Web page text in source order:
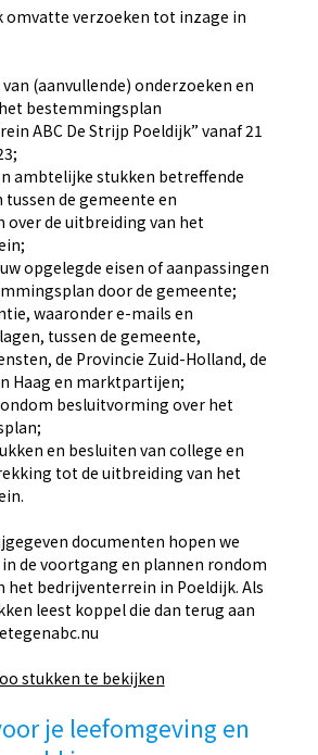
omvatte verzoeken tot inzage in
(aanvullende) onderzoeken en
bestemmingsplan
ABC De Strijp Poeldijk” vanaf 21
ambtelijke stukken betreffende
de gemeente en
de uitbreiding van het
opgelegde eisen of aanpassingen
door de gemeente;
waaronder e-mails en
tussen de gemeente,
de Provincie Zuid-Holland, de
Haag en marktpartijen;
besluitvorming over het
en besluiten van college en
tot de uitbreiding van het
documenten hopen we
de voortgang en plannen rondom
het bedrijventerrein in Poeldijk. Als
leest koppel die dan terug aan
stukken te bekijken
je leefomgeving en